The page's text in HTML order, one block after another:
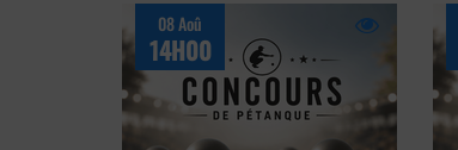
08 Aoû
14H00